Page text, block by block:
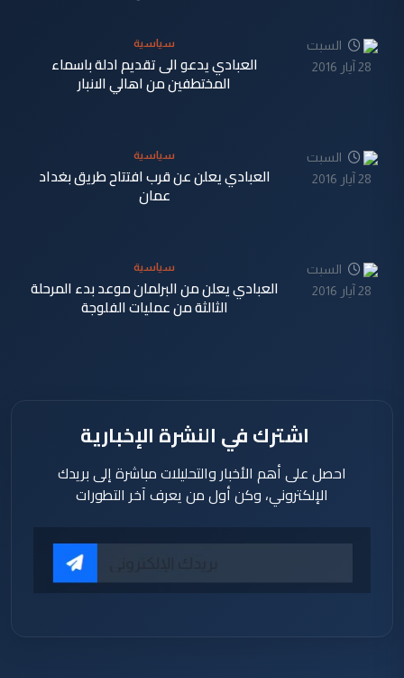
السبت
28 آيار 2016
سياسية
العبادي يدعو الى تقديم ادلة باسماء
المختطفين من اهالي الانبار
السبت
28 آيار 2016
سياسية
العبادي يعلن عن قرب افتتاح طريق بغداد
عمان
السبت
28 آيار 2016
سياسية
العبادي يعلن من البرلمان موعد بدء المرحلة
الثالثة من عمليات الفلوجة
اشترك في النشرة الإخبارية
احصل على أهم الأخبار والتحليلات مباشرة إلى بريدك
الإلكتروني، وكن أول من يعرف آخر التطورات